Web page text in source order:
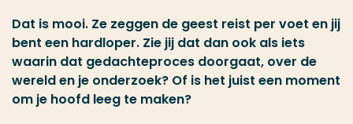
Dat is mooi. Ze zeggen de geest reist per voet en jij
bent een hardloper. Zie jij dat dan ook als iets
waarin dat gedachteproces doorgaat, over de
wereld en je onderzoek? Of is het juist een moment
om je hoofd leeg te maken?